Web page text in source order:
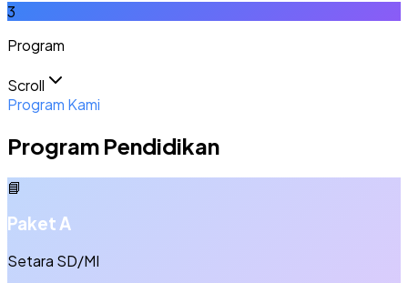
3
Program
Scroll
Program Kami
Program Pendidikan
📘
Paket A
Setara SD/MI